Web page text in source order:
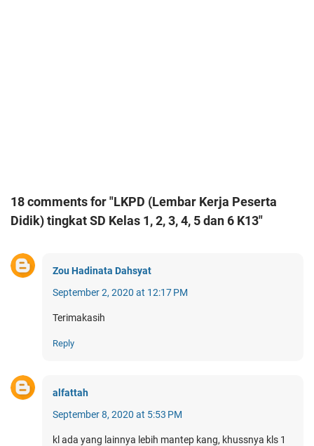
18 comments for "LKPD (Lembar Kerja Peserta
Didik) tingkat SD Kelas 1, 2, 3, 4, 5 dan 6 K13"
Zou Hadinata Dahsyat
September 2, 2020 at 12:17 PM
Terimakasih
Reply
alfattah
September 8, 2020 at 5:53 PM
kl ada yang lainnya lebih mantep kang, khussnya kls 1